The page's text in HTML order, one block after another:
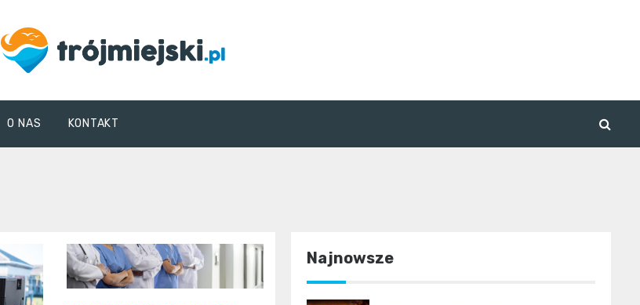
trojmiejski.pl
O NAS KONTAKT
Najnowsze